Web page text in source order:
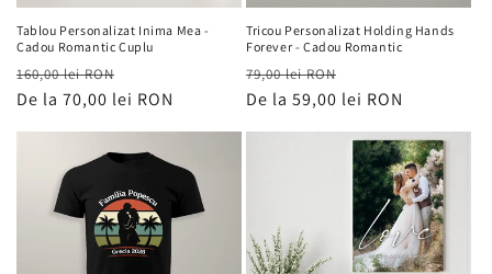
Tablou Personalizat Inima Mea -
Cadou Romantic Cuplu
Preț
obișnuit
160,00 lei RON
de
De la 70,00 lei RON
Tricou Personalizat Holding Hands
Forever - Cadou Romantic
Preț
obișnuit
79,00 lei RON
de
De la 59,00 lei RON